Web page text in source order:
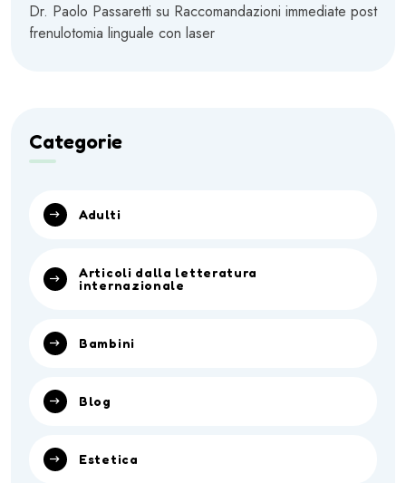
Dr. Paolo Passaretti su Raccomandazioni immediate post
frenulotomia linguale con laser
Categorie
Adulti
Articoli dalla letteratura
internazionale
Bambini
Blog
Estetica